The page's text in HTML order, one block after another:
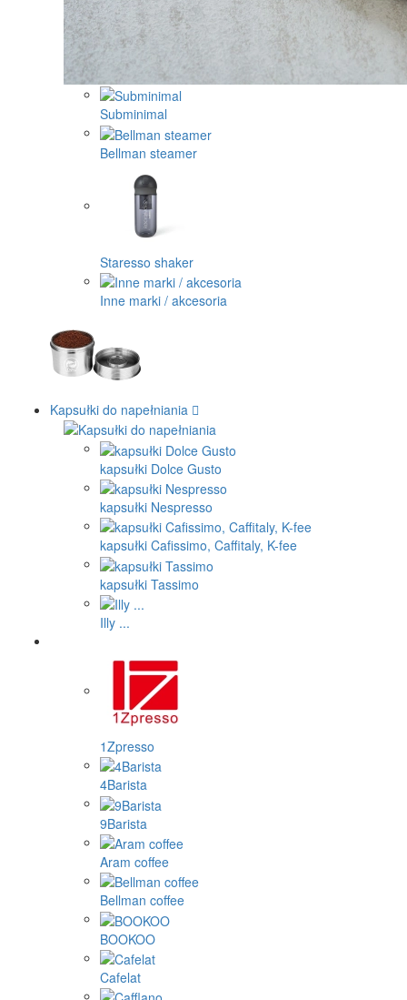
Subminimal
Bellman steamer
Staresso shaker
Inne marki / akcesoria
Kapsułki do napełniania
kapsułki Dolce Gusto
kapsułki Nespresso
kapsułki Cafissimo, Caffitaly, K-fee
kapsułki Tassimo
Illy ...
1Zpresso
4Barista
9Barista
Aram coffee
Bellman coffee
BOOKOO
Cafelat